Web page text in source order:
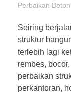
Perbaikan
Seiring
struktur
terlebih lagi
rembes,
perbaikan
perkantoran,